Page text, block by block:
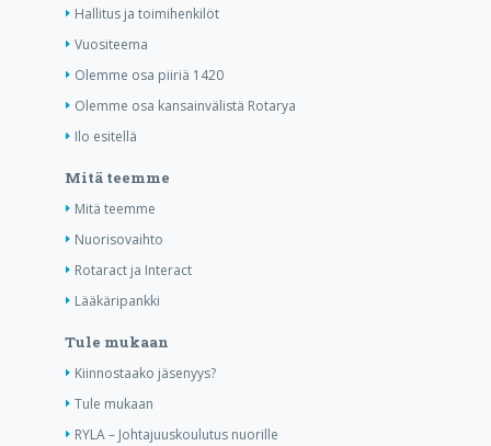
Hallitus ja toimihenkilöt
Vuositeema
Olemme osa piiriä 1420
Olemme osa kansainvälistä Rotarya
Ilo esitellä
Mitä teemme
Mitä teemme
Nuorisovaihto
Rotaract ja Interact
Lääkäripankki
Tule mukaan
Kiinnostaako jäsenyys?
Tule mukaan
RYLA – Johtajuuskoulutus nuorille